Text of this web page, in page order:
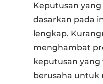
Keputusan
dasarkan pada
lengkap.
menghambat
keputusan
berusaha untuk